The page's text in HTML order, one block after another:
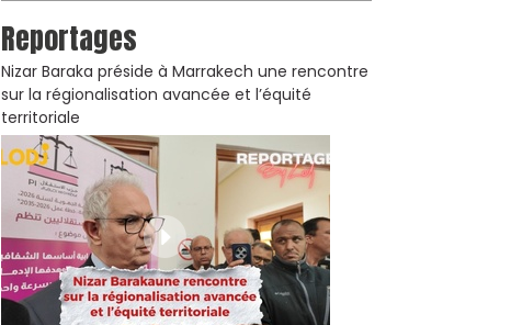
Reportages
Nizar Baraka préside à Marrakech une rencontre
sur la régionalisation avancée et l’équité
territoriale